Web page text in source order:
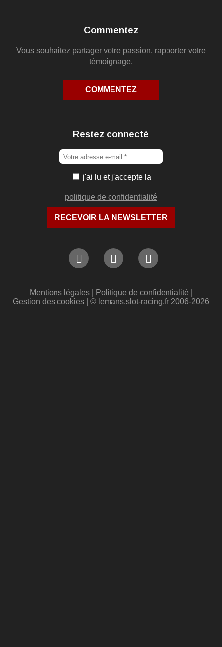
Commentez
Vous souhaitez partager votre passion, rapporter votre
témoignage.
COMMENTEZ
Restez connecté
j'ai lu et j'accepte la
politique de confidentialité
Mentions légales| Politique de confidentialité
Gestion des cookies | © lemans.slot-racing.fr 2006-2026